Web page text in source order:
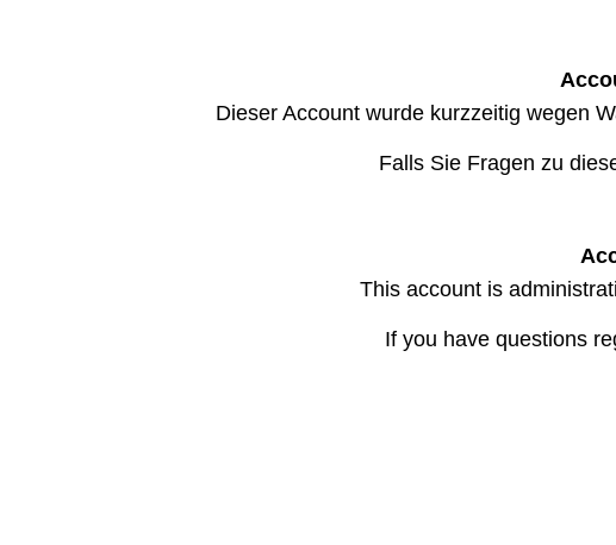
Dieser Account wurde kurzzeitig wegen
Falls Sie Fragen zu
This account is
If you have questions